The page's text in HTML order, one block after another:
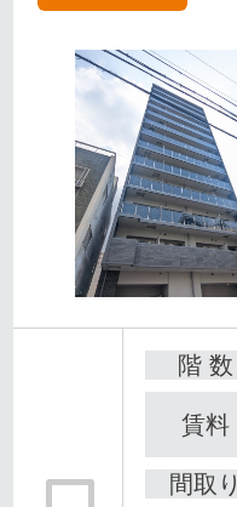
階 数
賃料
間取り